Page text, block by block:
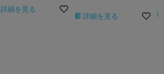
詳細を見る
詳細を見る